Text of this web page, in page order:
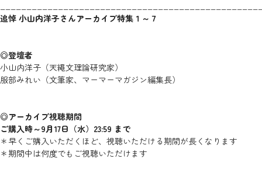
追悼 小山内洋子さんアーカイブ特集１～７
◎登壇者
小山内洋子（天繩文理論研究家）
服部みれい（文筆家、マーマーマガジン編集長）
◎アーカイブ視聴期間
ご購入時～9月17日（水）23:59 まで
＊早くご購入いただくほど、視聴いただける期間が長くなります
＊期間中は何度でもご視聴いただけます